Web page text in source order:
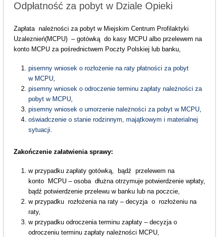
Odpłatność za pobyt w Dziale Opieki
Zapłata należności za pobyt w Miejskim Centrum Profilaktyki
Uzaleznień(MCPU) – gotówką do kasy MCPU albo przelewem na
konto MCPU za pośrednictwem Poczty Polskiej lub banku,
pisemny wniosek o rozłożenie na raty płatności za pobyt
w MCPU,
pisemny wniosek o odroczenie terminu zapłaty należności za
pobyt w MCPU,
pisemny wniosek o umorzenie należności za pobyt w MCPU,
oświadczenie o stanie rodzinnym, majątkowym i materialnej
sytuacji.
Zakończenie załatwienia sprawy:
w przypadku zapłaty gotówką, bądź przelewem na
konto MCPU – osoba dłużna otrzymuje potwierdzenie wpłaty,
bądź potwierdzenie przelewu w banku lub na poczcie,
w przypadku rozłożenia na raty – decyzja o rozłożeniu na
raty,
w przypadku odroczenia terminu zapłaty – decyzja o
odroczeniu terminu zapłaty należności MCPU,